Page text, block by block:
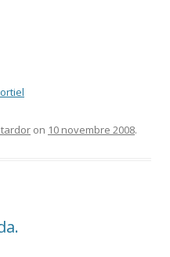
on 10 novembre 2008.